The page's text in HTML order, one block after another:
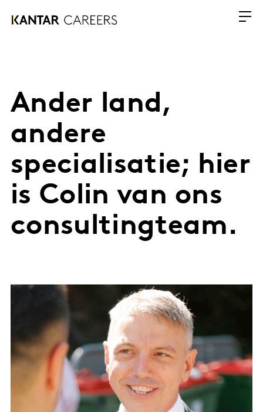
Ander land,
andere
specialisatie; hier
is Colin van ons
consultingteam.